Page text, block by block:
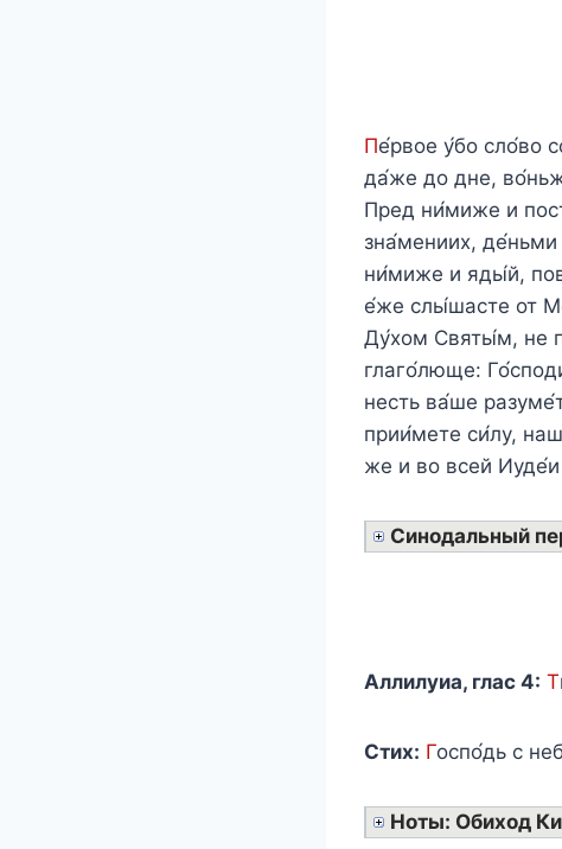
Пе́рвое у́бо сло́во
да́же до дне,
Пред ни́миже и
зна́мениих,
ни́миже и яды́й,
е́же слы́шасте от
Ду́хом Святы́м, не
глаго́люще:
несть ва́ше
прии́мете си́лу,
же и во всей
Синодальный
Аллилуиа, глас 4: Т
Стих: Госпо́дь с
Ноты: Обиход